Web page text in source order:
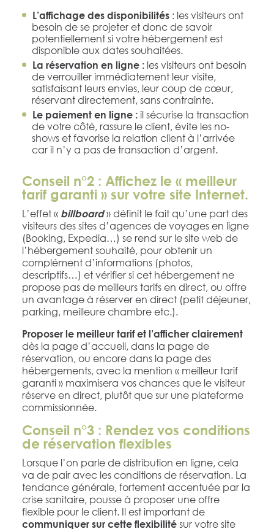
L’affichage des disponibilités: les visiteurs ont
besoin de se projeter et donc de savoir
potentiellement si votre hébergement est
disponible aux dates souhaitées.
La réservation en ligne :les visiteurs ont besoin
de verrouiller immédiatement leur visite,
satisfaisant leurs envies, leur coup de cœur,
réservant directement, sans contrainte.
Le paiement en ligne :il sécurise la transaction
de votre côté, rassure le client, évite les no-
shows et favorise la relation client à l’arrivée
car il n’y a pas de transaction d’argent.
Conseil n°2 : Affichez le « meilleur
tarif garanti » sur votre site Internet.
L’effet « billboard» définit le fait qu’une part des
visiteurs des sites d’agences de voyages en ligne
(Booking, Expedia…) se rend sur le site web de
l’hébergement souhaité, pour obtenir un
complément d’informations (photos,
descriptifs…) et vérifier si cet hébergement ne
propose pas de meilleurs tarifs en direct, ou offre
un avantage à réserver en direct (petit déjeuner,
parking, meilleure chambre etc.).
Proposer le meilleur tarif et l’afficher clairement
dès la page d’accueil, dans la page de
réservation, ou encore dans la page des
hébergements, avec la mention « meilleur tarif
garanti » maximisera vos chances que le visiteur
réserve en direct, plutôt que sur une plateforme
commissionnée.
Conseil n°3 : Rendez vos conditions
de réservation flexibles
Lorsque l’on parle de distribution en ligne, cela
va de pair avec les conditions de réservation. La
tendance générale, fortement accentuée par la
crise sanitaire, pousse à proposer une offre
flexible pour le client. Il est important de
communiquer sur cette flexibilitésur votre site